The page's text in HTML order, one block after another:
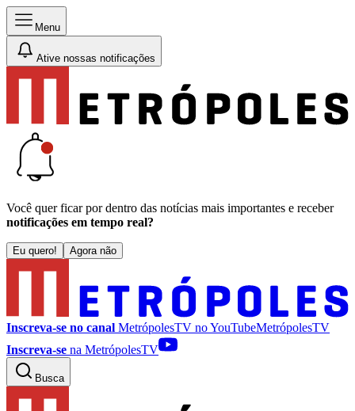
Menu
Ative nossas notificações
Você quer ficar por dentro das notícias mais importantes e receber
notificações em tempo real?
Eu quero! Agora não
Inscreva-se no canal MetrópolesTV noYouTubeMetrópolesTV
Inscreva-se na MetrópolesTV
Busca